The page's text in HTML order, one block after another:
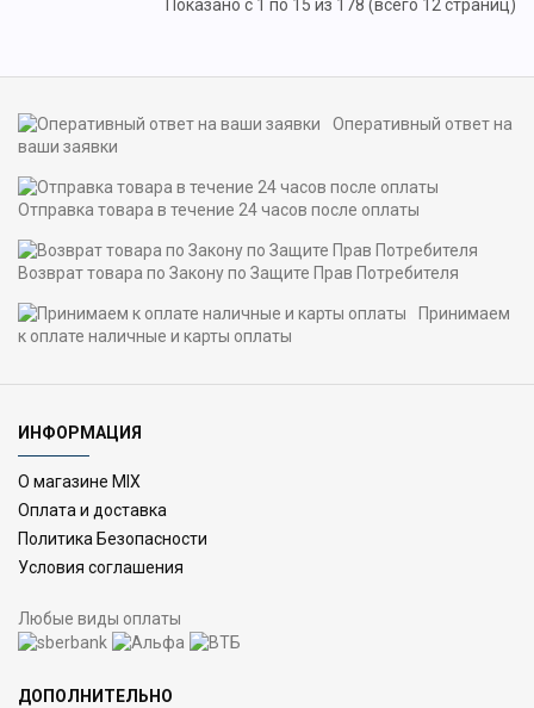
Показано с 1 по 15 из 178 (всего 12 страниц)
Оперативный ответ на
ваши заявки
Отправка товара в течение 24 часов после оплаты
Возврат товара по Закону по Защите Прав Потребителя
Принимаем
к оплате наличные и карты оплаты
ИНФОРМАЦИЯ
О магазине MIX
Оплата и доставка
Политика Безопасности
Условия соглашения
Любые виды оплаты
ДОПОЛНИТЕЛЬНО